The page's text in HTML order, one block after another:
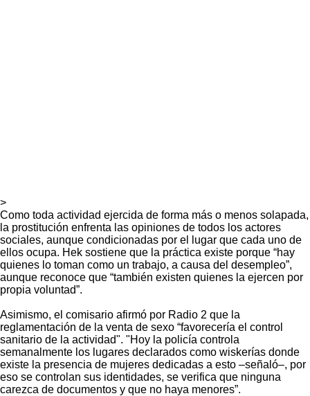
>
Como toda actividad ejercida de forma más o menos solapada,
la prostitución enfrenta las opiniones de todos los actores
sociales, aunque condicionadas por el lugar que cada uno de
ellos ocupa. Hek sostiene que la práctica existe porque “hay
quienes lo toman como un trabajo, a causa del desempleo”,
aunque reconoce que “también existen quienes la ejercen por
propia voluntad”.
Asimismo, el comisario afirmó por Radio 2 que la
reglamentación de la venta de sexo “favorecería el control
sanitario de la actividad". "Hoy la policía controla
semanalmente los lugares declarados como wiskerías donde
existe la presencia de mujeres dedicadas a esto –señaló–, por
eso se controlan sus identidades, se verifica que ninguna
carezca de documentos y que no haya menores”.